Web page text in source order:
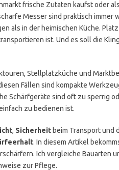
frische Zutaten kaufst oder
Messer sind praktisch immer
als in der heimischen Küche.
ist. Und es soll die
Stellplatzküche und
Fällen sind kompakte
Schärfgeräte sind oft zu sperrig
zu bedienen ist.
, Sicherheitbeim Transport und
. In diesem Artikel
Ich vergleiche Bauarten
zur Pflege.